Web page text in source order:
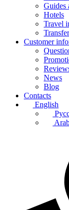
Guides
Hotels
Travel
Customer
News
Blog
Contacts
English